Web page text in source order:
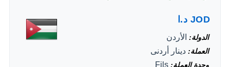
JOD د.ا
الدولة الأردن
العملة دينار أردنى
وحدة العملة Fils